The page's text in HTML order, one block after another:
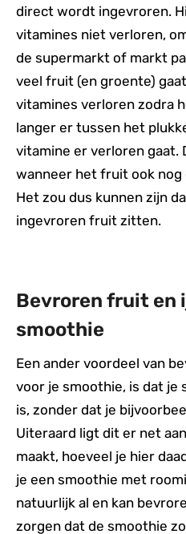
direct wordt ingevroren.
vitamines niet verloren,
de supermarkt of markt
veel fruit (en groente)
vitamines verloren zodra
langer er tussen het
vitamine er verloren gaat.
wanneer het fruit ook
Het zou dus kunnen zijn
ingevroren fruit zitten.
Bevroren fruit en
smoothie
Een ander voordeel van
voor je smoothie, is dat je
is, zonder dat je
Uiteraard ligt dit er net
maakt, hoeveel je hier
je een smoothie met
natuurlijk al en kan
zorgen dat de smoothie